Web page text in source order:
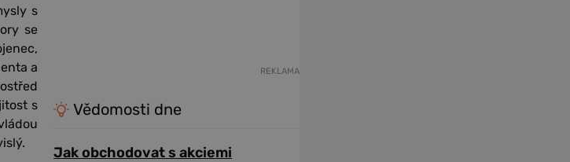
s
se
a
s
REKLAMA
Vědomosti dne
Jak obchodovat s akciemi